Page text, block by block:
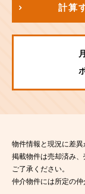
計算
物件情報と現況に差異
掲載物件は売却済み
ご了承ください。
仲介物件には所定の仲